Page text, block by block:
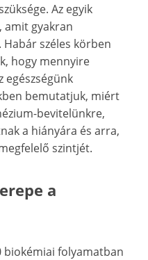
Az egyik
amit gyakran
széles körben
hogy mennyire
egészségünk
bemutatjuk, miért
bevitelünkre,
a hiányára és arra,
szintjét.
a
folyamatban